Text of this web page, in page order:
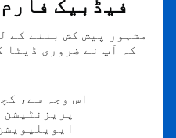
مشہور پیش کش بننے کے
کہ آپ نے ضروری ڈیٹا
اس وجہ سے،